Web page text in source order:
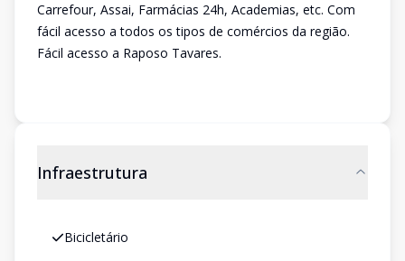
Carrefour, Assai, Farmácias 24h, Academias, etc. Com
fácil acesso a todos os tipos de comércios da região.
Fácil acesso a Raposo Tavares.
Infraestrutura
Bicicletário